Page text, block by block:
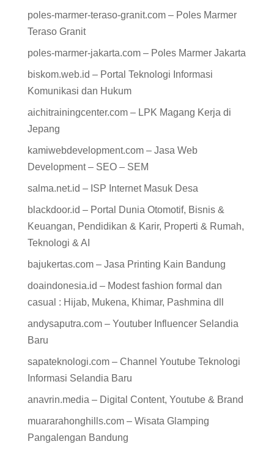
poles-marmer-teraso-granit.com – Poles Marmer
Teraso Granit
poles-marmer-jakarta.com – Poles Marmer Jakarta
biskom.web.id – Portal Teknologi Informasi
Komunikasi dan Hukum
aichitrainingcenter.com – LPK Magang Kerja di
Jepang
kamiwebdevelopment.com – Jasa Web
Development – SEO – SEM
salma.net.id – ISP Internet Masuk Desa
blackdoor.id – Portal Dunia Otomotif, Bisnis &
Keuangan, Pendidikan & Karir, Properti & Rumah,
Teknologi & AI
bajukertas.com – Jasa Printing Kain Bandung
doaindonesia.id – Modest fashion formal dan
casual : Hijab, Mukena, Khimar, Pashmina dll
andysaputra.com – Youtuber Influencer Selandia
Baru
sapateknologi.com – Channel Youtube Teknologi
Informasi Selandia Baru
anavrin.media – Digital Content, Youtube & Brand
muararahonghills.com – Wisata Glamping
Pangalengan Bandung